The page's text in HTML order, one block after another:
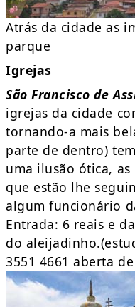
Atrás da cidade as
parque
Igrejas
São Francisco de
igrejas da cidade
tornando-a mais
parte de dentro)
uma ilusão ótica, as
que estão lhe
algum funcionário
Entrada: 6 reais e
do
3551 4661 aberta